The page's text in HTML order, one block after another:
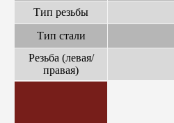
Тип резьбы
Тип стали
Резьба (левая/
правая)